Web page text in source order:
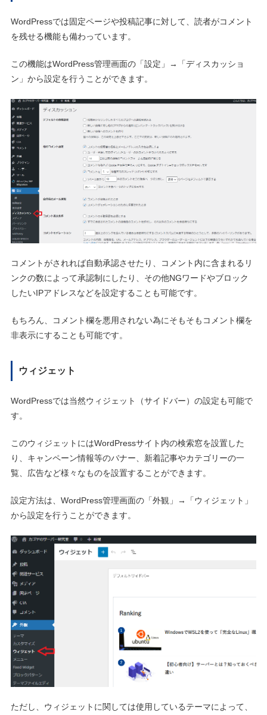
WordPressでは固定ページや投稿記事に対して、読者がコメント
を残せる機能も備わっています。
この機能はWordPress管理画面の「設定」→「ディスカッショ
ン」から設定を行うことができます。
コメントがされれば自動承認させたり、コメント内に含まれるリ
ンクの数によって承認制にしたり、その他NGワードやブロック
したいIPアドレスなどを設定することも可能です。
もちろん、コメント欄を悪用されない為にそもそもコメント欄を
非表示にすることも可能です。
ウィジェット
WordPressでは当然ウィジェット（サイドバー）の設定も可能で
す。
このウィジェットにはWordPressサイト内の検索窓を設置した
り、キャンペーン情報等のバナー、新着記事やカテゴリーの一
覧、広告など様々なものを設置することができます。
設定方法は、WordPress管理画面の「外観」→「ウィジェット」
から設定を行うことができます。
ただし、ウィジェットに関しては使用しているテーマによって、